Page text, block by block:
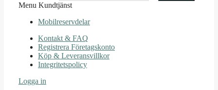
Menu Kundtjänst
Mobilreservdelar
Kontakt & FAQ
Registrera Företagskonto
Köp & Leveransvillkor
Integritetspolicy
Logga in